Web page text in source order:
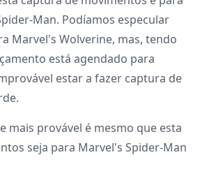
Man. Podíamos especular
Marvel's Wolverine, mas, tendo
está agendado para
estar a fazer captura de
mais provável é mesmo que esta
seja para Marvel's Spider-Man